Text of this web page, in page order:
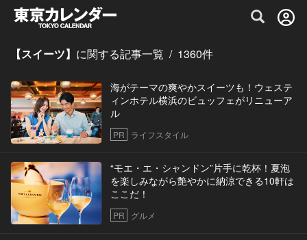
グルメ情報・プレミアムレストラン予約
【スイーツ】 に関する記事一覧 / 1360件
海がテーマの爽やかスイーツも！ウェステ
ィンホテル横浜のビュッフェがリニューア
ル
PR ライフスタイル
“モエ・エ・シャンドン”片手に乾杯！夏泡
を楽しみながら艶やかに納涼できる10軒は
ここだ！
PR グルメ